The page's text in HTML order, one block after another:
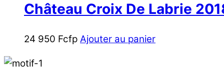
Château Croix De Labrie
24 950 Fcfp Ajouter au panier